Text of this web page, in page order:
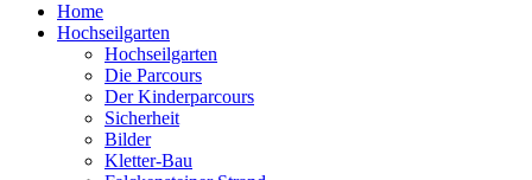
Home
Hochseilgarten
Hochseilgarten
Die Parcours
Der Kinderparcours
Sicherheit
Bilder
Kletter-Bau